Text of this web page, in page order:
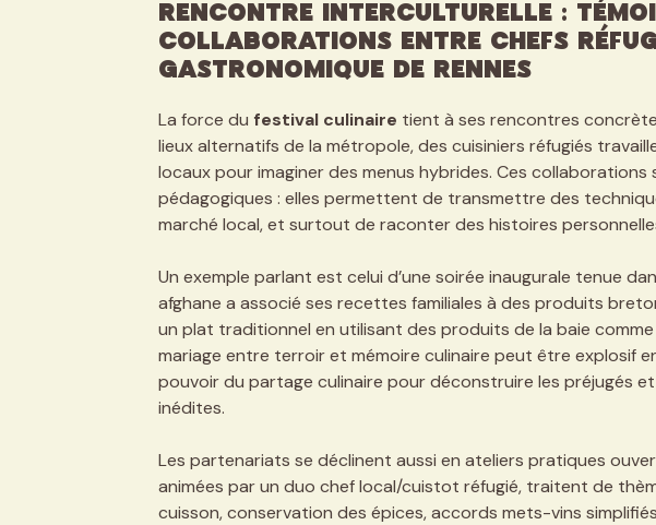
Rencontre interculturelle :
collaborations entre chefs
gastronomique de Rennes
La force du festival culinaire tient à ses rencontres
lieux alternatifs de la métropole, des cuisiniers réfugiés
locaux pour imaginer des menus hybrides. Ces
pédagogiques : elles permettent de transmettre des
marché local, et surtout de raconter des histoires
Un exemple parlant est celui d’une soirée inaugurale tenue
afghane a associé ses recettes familiales à des produits
un plat traditionnel en utilisant des produits de la baie
mariage entre terroir et mémoire culinaire peut être explosif
pouvoir du partage culinaire pour déconstruire les préjugés
inédites.
Les partenariats se déclinent aussi en ateliers pratiques
animées par un duo chef local/cuistot réfugié, traitent de
cuisson, conservation des épices, accords mets-vins